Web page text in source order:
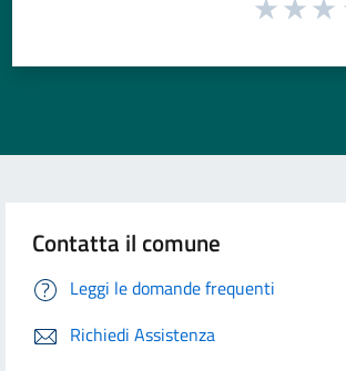
Contatta il comune
Leggi le domande frequenti
Richiedi Assistenza